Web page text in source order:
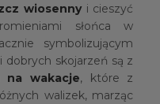
wiosennyi cieszyć
słońca w
symbolizującym
dobrych skojarzeń są z
na wakacje, które z
walizek, marząc